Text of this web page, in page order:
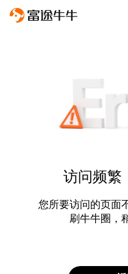
访问频繁
您所要访问的页面
刷牛牛圈，